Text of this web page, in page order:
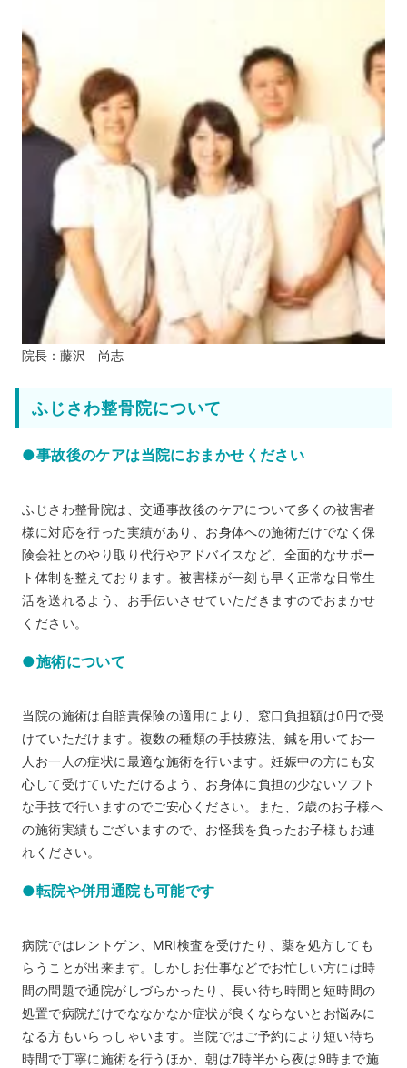
院長：藤沢 尚志
ふじさわ整骨院について
●事故後のケアは当院におまかせください
ふじさわ整骨院は、交通事故後のケアについて多くの被害者
様に対応を行った実績があり、お身体への施術だけでなく保
険会社とのやり取り代行やアドバイスなど、全面的なサポー
ト体制を整えております。被害様が一刻も早く正常な日常生
活を送れるよう、お手伝いさせていただきますのでおまかせ
ください。
●施術について
当院の施術は自賠責保険の適用により、窓口負担額は0円で受
けていただけます。複数の種類の手技療法、鍼を用いてお一
人お一人の症状に最適な施術を行います。妊娠中の方にも安
心して受けていただけるよう、お身体に負担の少ないソフト
な手技で行いますのでご安心ください。また、2歳のお子様へ
の施術実績もございますので、お怪我を負ったお子様もお連
れください。
●転院や併用通院も可能です
病院ではレントゲン、MRI検査を受けたり、薬を処方しても
らうことが出来ます。しかしお仕事などでお忙しい方には時
間の問題で通院がしづらかったり、長い待ち時間と短時間の
処置で病院だけでななかなか症状が良くならないとお悩みに
なる方もいらっしゃいます。当院ではご予約により短い待ち
時間で丁寧に施術を行うほか、朝は7時半から夜は9時まで施